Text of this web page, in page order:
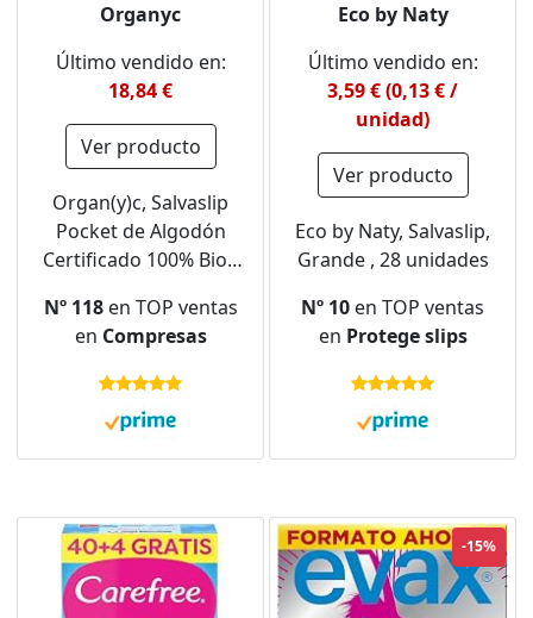
Organyc
Último vendido en:
18,84 €
Ver producto
Organ(y)c, Salvaslip
Pocket de Algodón
Certificado 100% Bio -
salvaslip (Total 96
unidades)
Nº 118en TOP ventas
en Compresas
Eco by Naty
Último vendido en:
3,59 € (0,13 € /
unidad)
Ver producto
Eco by Naty, Salvaslip,
Grande , 28 unidades
Nº 10 en TOP ventas
en Protege slips
-15%